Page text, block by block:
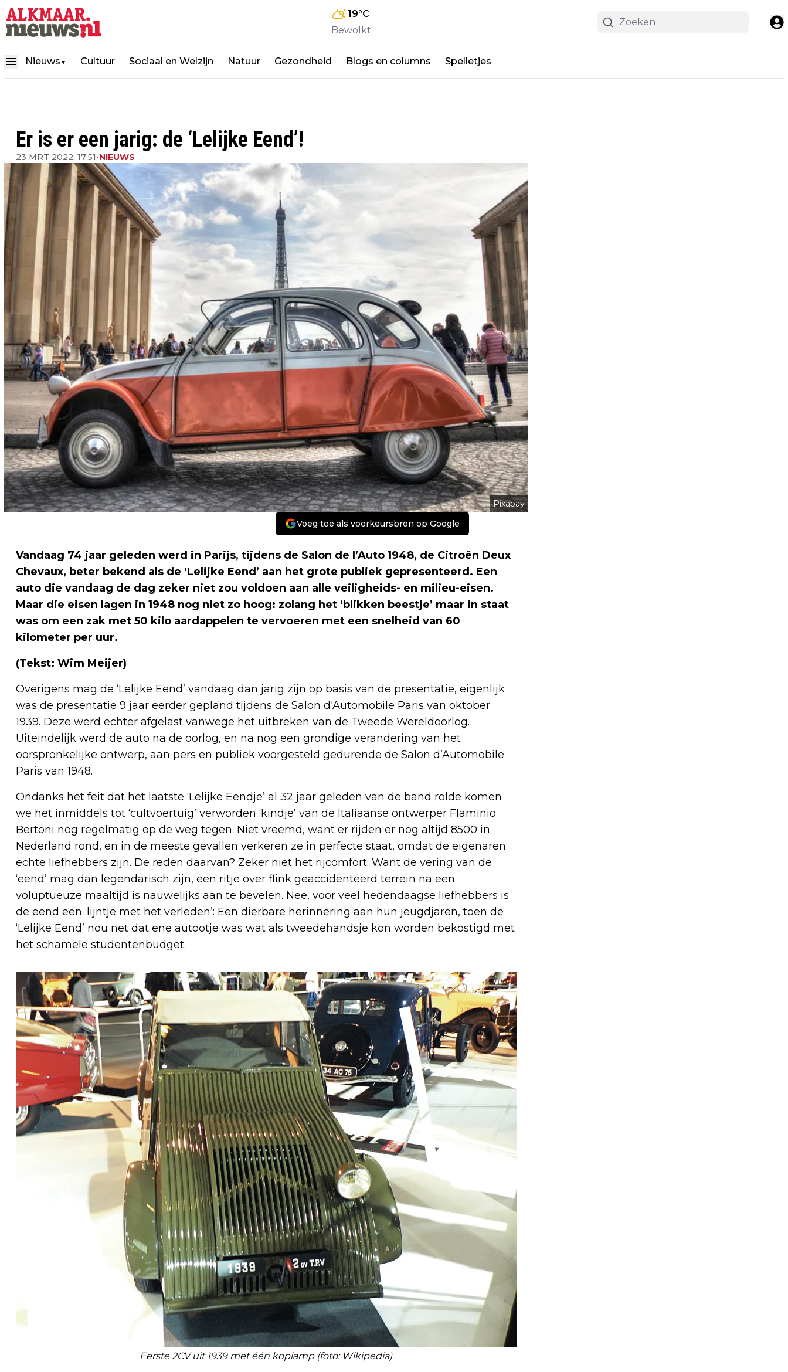
19°C
Bewolkt
Nieuws ▼ Cultuur Sociaal en Welzijn Natuur Gezondheid Blogs en columns Spelletjes
Er is er een jarig: de ‘Lelijke Eend’!
23 MRT 2022, 17:51•NIEUWS
Pixabay
Voeg toe als voorkeursbron op Google
Vandaag 74 jaar geleden werd in Parijs, tijdens de Salon de l’Auto 1948, de Citroën Deux
Chevaux, beter bekend als de ‘Lelijke Eend’ aan het grote publiek gepresenteerd. Een
auto die vandaag de dag zeker niet zou voldoen aan alle veiligheids- en milieu-eisen.
Maar die eisen lagen in 1948 nog niet zo hoog: zolang het ‘blikken beestje’ maar in staat
was om een zak met 50 kilo aardappelen te vervoeren met een snelheid van 60
kilometer per uur.
(Tekst: Wim Meijer)
Overigens mag de ‘Lelijke Eend’ vandaag dan jarig zijn op basis van de presentatie, eigenlijk
was de presentatie 9 jaar eerder gepland tijdens de Salon d'Automobile Paris van oktober
1939. Deze werd echter afgelast vanwege het uitbreken van de Tweede Wereldoorlog.
Uiteindelijk werd de auto na de oorlog, en na nog een grondige verandering van het
oorspronkelijke ontwerp, aan pers en publiek voorgesteld gedurende de Salon d’Automobile
Paris van 1948.
Ondanks het feit dat het laatste ‘Lelijke Eendje’ al 32 jaar geleden van de band rolde komen
we het inmiddels tot ‘cultvoertuig’ verworden ‘kindje’ van de Italiaanse ontwerper Flaminio
Bertoni nog regelmatig op de weg tegen. Niet vreemd, want er rijden er nog altijd 8500 in
Nederland rond, en in de meeste gevallen verkeren ze in perfecte staat, omdat de eigenaren
echte liefhebbers zijn. De reden daarvan? Zeker niet het rijcomfort. Want de vering van de
‘eend’ mag dan legendarisch zijn, een ritje over flink geaccidenteerd terrein na een
voluptueuze maaltijd is nauwelijks aan te bevelen. Nee, voor veel hedendaagse liefhebbers is
de eend een ‘lijntje met het verleden’: Een dierbare herinnering aan hun jeugdjaren, toen de
‘Lelijke Eend’ nou net dat ene autootje was wat als tweedehandsje kon worden bekostigd met
het schamele studentenbudget.
Eerste 2CV uit 1939 met één koplamp (foto: Wikipedia)